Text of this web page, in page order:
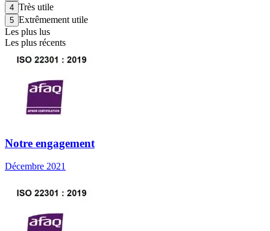
Très utile
Extrêmement utile
Les plus lus
Les plus récents
Notre engagement
Décembre 2021